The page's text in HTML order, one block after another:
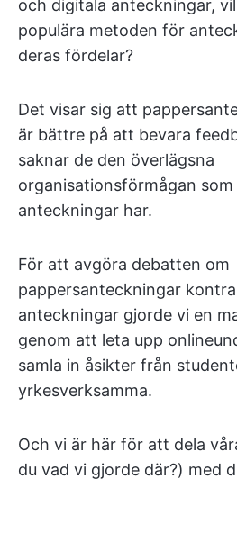
och digitala anteckningar,
populära metoden för
deras fördelar?
Det visar sig att
är bättre på att bevara
saknar de den överlägsna
organisationsförmågan som
anteckningar har.
För att avgöra debatten om
pappersanteckningar
anteckningar gjorde vi en
genom att leta upp
samla in åsikter från
yrkesverksamma.
Och vi är här för att dela
du vad vi gjorde där?) med